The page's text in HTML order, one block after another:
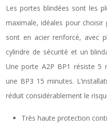
Les portes blindées sont les
maximale, idéales pour
sont en acier renforcé, avec
cylindre de sécurité et un
Une porte A2P BP1 résiste 5
une BP3 15 minutes.
réduit considérablement le
Très haute protection